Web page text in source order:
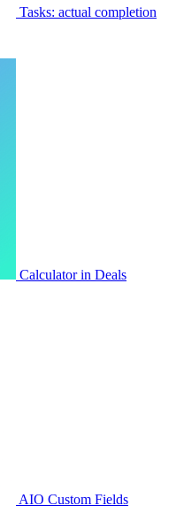
Tasks: actual completion
Calculator in Deals
AIO Custom Fields